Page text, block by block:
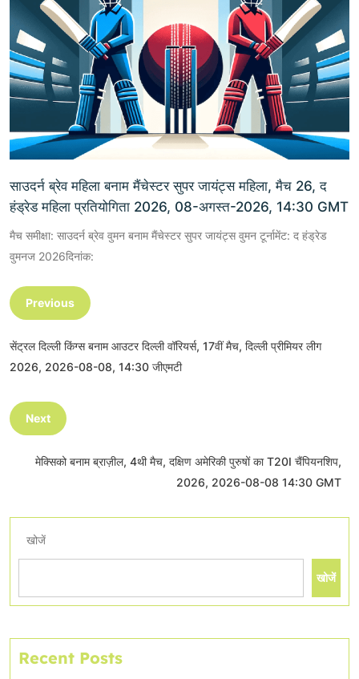
साउदर्न ब्रेव महिला बनाम मैंचेस्टर सुपर जायंट्स महिला, मैच 26, द
हंड्रेड महिला प्रतियोगिता 2026, 08-अगस्त-2026, 14:30 GMT
मैच समीक्षा: साउदर्न ब्रेव वुमन बनाम मैंचेस्टर सुपर जायंट्स वुमन टूर्नामेंट: द हंड्रेड
वुमनज 2026दिनांक:
Previous
सेंट्रल दिल्ली किंग्स बनाम आउटर दिल्ली वॉरियर्स, 17वीं मैच, दिल्ली प्रीमियर लीग
2026, 2026-08-08, 14:30 जीएमटी
Next
मेक्सिको बनाम ब्राज़ील, 4थी मैच, दक्षिण अमेरिकी पुरुषों का T20I चैंपियनशिप,
2026, 2026-08-08 14:30 GMT
खोजें
खोजें
Recent Posts